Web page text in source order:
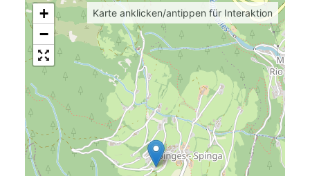
+
−
Karte anklicken/antippen für Interaktion